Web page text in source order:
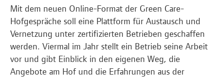
Mit dem neuen Online-Format der Green Care-
Hofgespräche soll eine Plattform für Austausch und
Vernetzung unter zertifizierten Betrieben geschaffen
werden. Viermal im Jahr stellt ein Betrieb seine Arbeit
vor und gibt Einblick in den eigenen Weg, die
Angebote am Hof und die Erfahrungen aus der